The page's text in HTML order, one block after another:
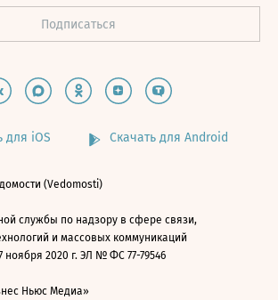
для iOS Скачать для Android
(Vedomosti)
службы по надзору в сфере связи,
и массовых коммуникаций
ноября 2020 г. ЭЛ № ФС 77-79546
Ньюс Медиа»